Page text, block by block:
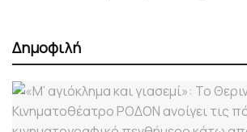
Δημοφιλή